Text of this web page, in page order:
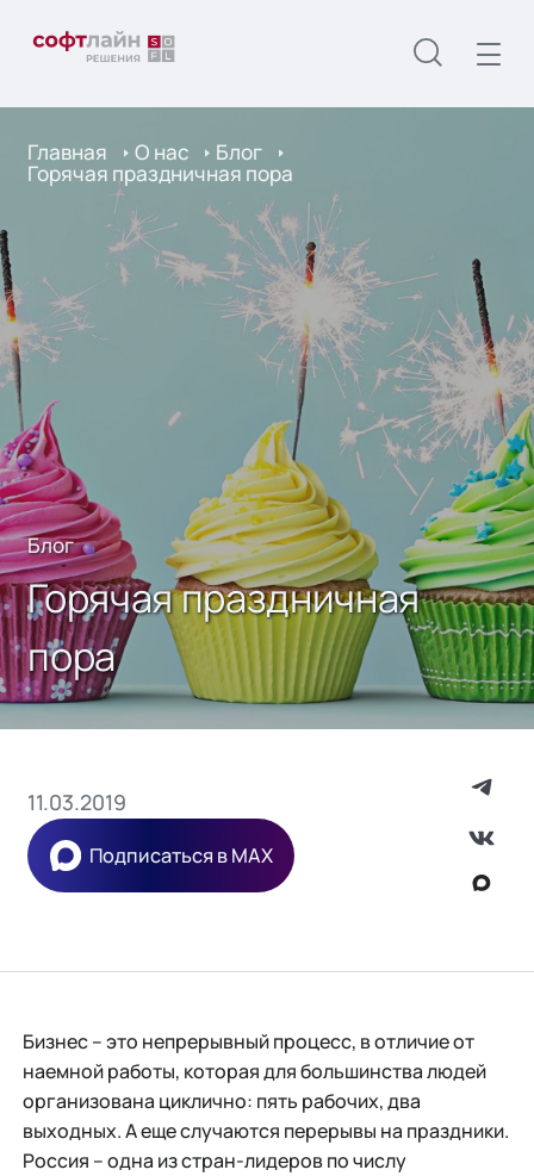
Главная О нас Блог
Горячая праздничная пора
Блог
Горячая праздничная
пора
11.03.2019
Подписаться в MAX
Бизнес – это непрерывный процесс, в отличие от
наемной работы, которая для большинства людей
организована циклично: пять рабочих, два
выходных. А еще случаются перерывы на праздники.
Россия – одна из стран-лидеров по числу